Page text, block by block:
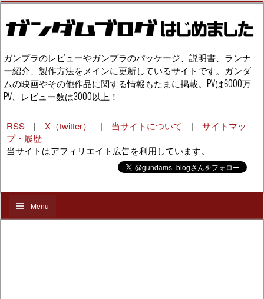
ガンプラのレビューやガンプラのパッケージ、説明書、ランナ
ー紹介、製作方法をメインに更新しているサイトです。ガンダ
ムの映画やその他作品に関する情報もたまに掲載。PVは6000万
PV、レビュー数は3000以上！
RSS | X（twitter） | 当サイトについて | サイトマッ
プ・履歴
当サイトはアフィリエイト広告を利用しています。
Menu